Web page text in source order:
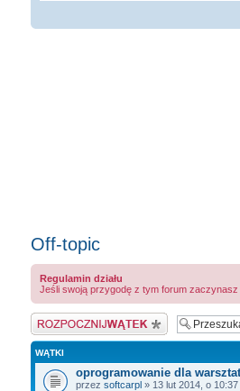
Off-topic
Regulamin działu
Jeśli swoją przygodę z tym forum
Napisz wątek
WĄTKI
oprogramowanie dla
przez softcarpl» 13 lut 2014, o 10:37